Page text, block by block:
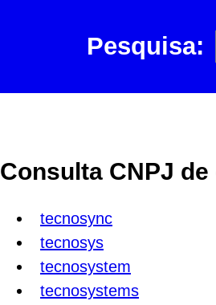
Pesquisa:
Consulta CNPJ
tecnosync
tecnosys
tecnosystem
tecnosystems